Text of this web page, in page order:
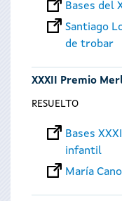
Bases del
Santiago
de trobar
XXXII Premio
RESUELTO
Bases
infantil
María